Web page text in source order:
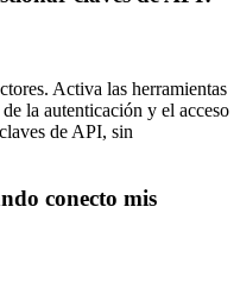
Activa las herramientas
la autenticación y el acceso
de API, sin
conecto mis